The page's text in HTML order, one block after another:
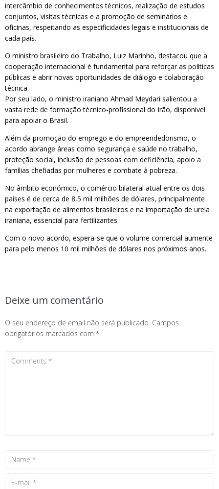
intercâmbio de conhecimentos técnicos, realização de estudos
conjuntos, visitas técnicas e a promoção de seminários e
oficinas, respeitando as especificidades legais e institucionais de
cada país.
O ministro brasileiro do Trabalho, Luiz Marinho, destacou que a
cooperação internacional é fundamental para reforçar as políticas
públicas e abrir novas oportunidades de diálogo e colaboração
técnica.
Por seu lado, o ministro iraniano Ahmad Meydari salientou a
vasta rede de formação técnico-profissional do Irão, disponível
para apoiar o Brasil.
Além da promoção do emprego e do empreendedorismo, o
acordo abrange áreas como segurança e saúde no trabalho,
proteção social, inclusão de pessoas com deficiência, apoio a
famílias chefiadas por mulheres e combate à pobreza.
No âmbito económico, o comércio bilateral atual entre os dois
países é de cerca de 8,5 mil milhões de dólares, principalmente
na exportação de alimentos brasileiros e na importação de ureia
iraniana, essencial para fertilizantes.
Com o novo acordo, espera-se que o volume comercial aumente
para pelo menos 10 mil milhões de dólares nos próximos anos.
Deixe um comentário
O seu endereço de email não será publicado. Campos
obrigatórios marcados com *